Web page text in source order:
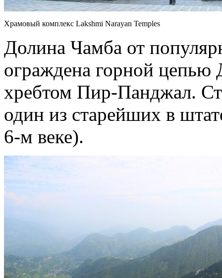
Храмовый комплекс Lakshmi Narayan Temples
Долина Чамба от
ограждена горной
хребтом Пир-Панджал.
один из старейших в
6-м веке).